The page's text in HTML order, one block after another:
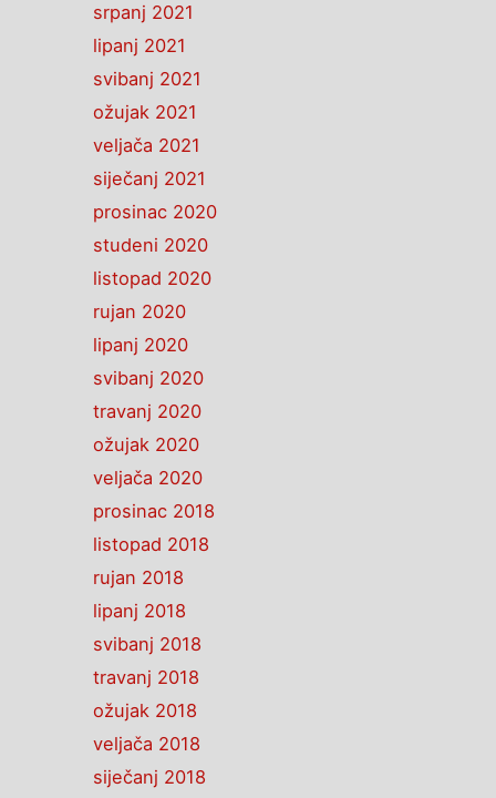
srpanj 2021
lipanj 2021
svibanj 2021
ožujak 2021
veljača 2021
siječanj 2021
prosinac 2020
studeni 2020
listopad 2020
rujan 2020
lipanj 2020
svibanj 2020
travanj 2020
ožujak 2020
veljača 2020
prosinac 2018
listopad 2018
rujan 2018
lipanj 2018
svibanj 2018
travanj 2018
ožujak 2018
veljača 2018
siječanj 2018